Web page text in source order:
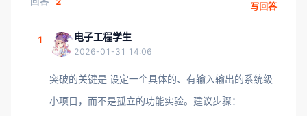
写回答
1 电子工程学生
2026-01-31 14:06
突破的关键是 设定一个具体的、有输入输出的系统级
小项目，而不是孤立的功能实验。建议步骤：